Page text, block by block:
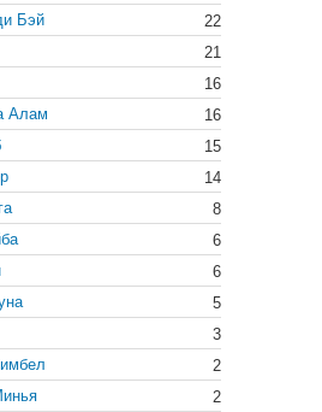
Бэй
22
21
16
Алам
16
15
14
8
6
6
5
3
2
2